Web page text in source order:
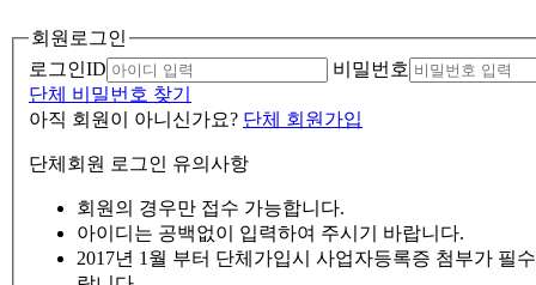
회원로그인
로그인ID
비밀번호
단체 비밀번호 찾기
아직 회원이 아니신가요? 단체 회원가입
단체회원 로그인 유의사항
회원의 경우만 접수 가능합니다.
아이디는 공백없이 입력하여 주시기 바랍니다.
2017년 1월 부터 단체가입시 사업자등록증 첨부가 필